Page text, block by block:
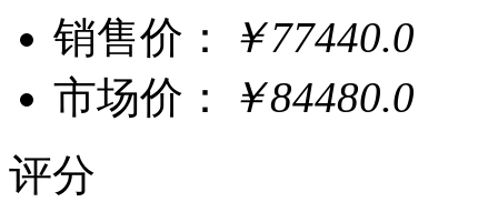
销售价：
￥77440.0
市场价：
￥84480.0
评分